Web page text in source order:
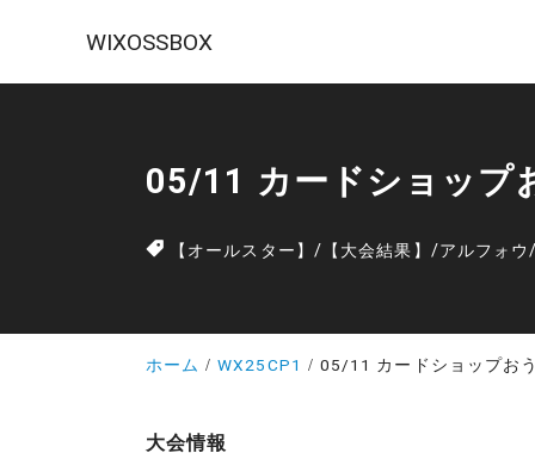
WIXOSSBOX
05/11 カードショップ
【オールスター】 / 【大会結果】 /アルフォウ
ホーム WX25CP1 05/11 カードショップお
大会情報